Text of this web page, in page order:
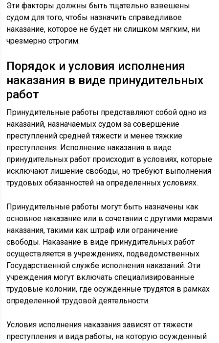
Эти факторы должны быть тщательно взвешены
судом для того, чтобы назначить справедливое
наказание, которое не будет ни слишком мягким, ни
чрезмерно строгим.
Порядок и условия исполнения
наказания в виде принудительных
работ
Принудительные работы представляют собой одно из
наказаний, назначаемых судом за совершение
преступлений средней тяжести и менее тяжкие
преступления. Исполнение наказания в виде
принудительных работ происходит в условиях, которые
исключают лишение свободы, но требуют выполнения
трудовых обязанностей на определенных условиях.
Принудительные работы могут быть назначены как
основное наказание или в сочетании с другими мерами
наказания, такими как штраф или ограничение
свободы. Наказание в виде принудительных работ
осуществляется в учреждениях, подведомственных
Государственной службе исполнения наказаний. Эти
учреждения могут включать специализированные
трудовые колонии, где осужденные трудятся в рамках
определенной трудовой деятельности.
Условия исполнения наказания зависят от тяжести
преступления и вида работы, на которую осужденный